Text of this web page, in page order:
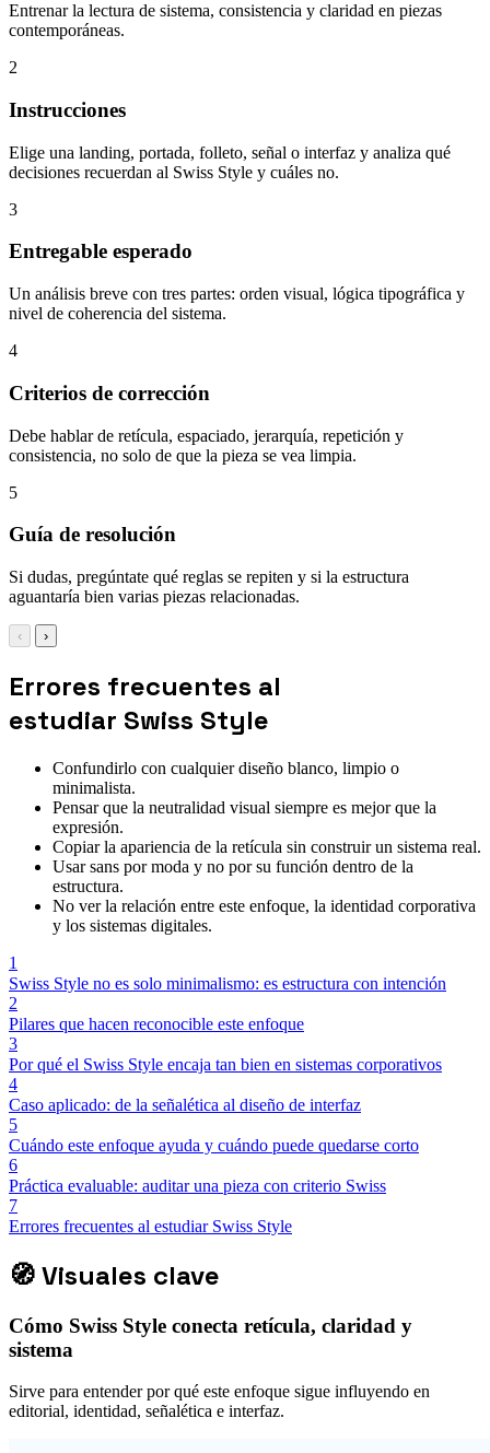
Entrenar la lectura de sistema, consistencia y claridad en piezas
contemporáneas.
2
Instrucciones
Elige una landing, portada, folleto, señal o interfaz y analiza qué
decisiones recuerdan al Swiss Style y cuáles no.
3
Entregable esperado
Un análisis breve con tres partes: orden visual, lógica tipográfica y
nivel de coherencia del sistema.
4
Criterios de corrección
Debe hablar de retícula, espaciado, jerarquía, repetición y
consistencia, no solo de que la pieza se vea limpia.
5
Guía de resolución
Si dudas, pregúntate qué reglas se repiten y si la estructura
aguantaría bien varias piezas relacionadas.
‹ ›
Errores frecuentes al
estudiar Swiss Style
Confundirlo con cualquier diseño blanco, limpio o
minimalista.
Pensar que la neutralidad visual siempre es mejor que la
expresión.
Copiar la apariencia de la retícula sin construir un sistema real.
Usar sans por moda y no por su función dentro de la
estructura.
No ver la relación entre este enfoque, la identidad corporativa
y los sistemas digitales.
1
Swiss Style no es solo minimalismo: es estructura con intención
2
Pilares que hacen reconocible este enfoque
3
Por qué el Swiss Style encaja tan bien en sistemas corporativos
4
Caso aplicado: de la señalética al diseño de interfaz
5
Cuándo este enfoque ayuda y cuándo puede quedarse corto
6
Práctica evaluable: auditar una pieza con criterio Swiss
7
Errores frecuentes al estudiar Swiss Style
🧭Visuales clave
Cómo Swiss Style conecta retícula, claridad y
sistema
Sirve para entender por qué este enfoque sigue influyendo en
editorial, identidad, señalética e interfaz.